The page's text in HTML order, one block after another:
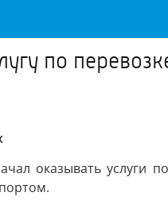
по
оказывать услуги